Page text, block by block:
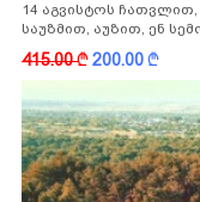
14 აგვისტოს
საუზმით, აუზით, ენ
ფასდაკლებით
415.00k200.00k